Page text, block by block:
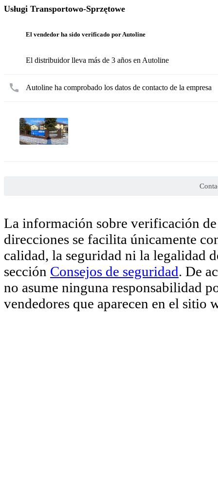
Usługi Transportowo-Sprzętowe
El vendedor ha sido verificado por Autoline
El distribuidor lleva más de 3 años en Autoline
Autoline ha comprobado los datos de contacto de la empresa
La información sobre verificación
direcciones se facilita únicamente
calidad, la seguridad ni la legalidad
sección Consejos de seguridad. De
no asume ninguna responsabilidad
vendedores que aparecen en el sitio